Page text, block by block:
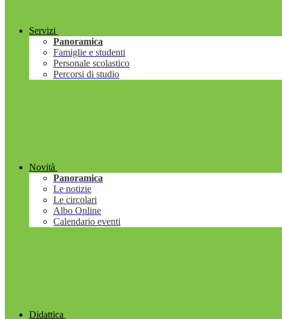
Servizi
Panoramica
Famiglie e studenti
Personale scolastico
Percorsi di studio
Novità
Panoramica
Le notizie
Le circolari
Albo Online
Calendario eventi
Didattica